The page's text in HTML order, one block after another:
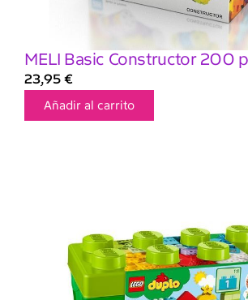
MELI Basic Constructor 200
23,95 €
Añadir al carrito